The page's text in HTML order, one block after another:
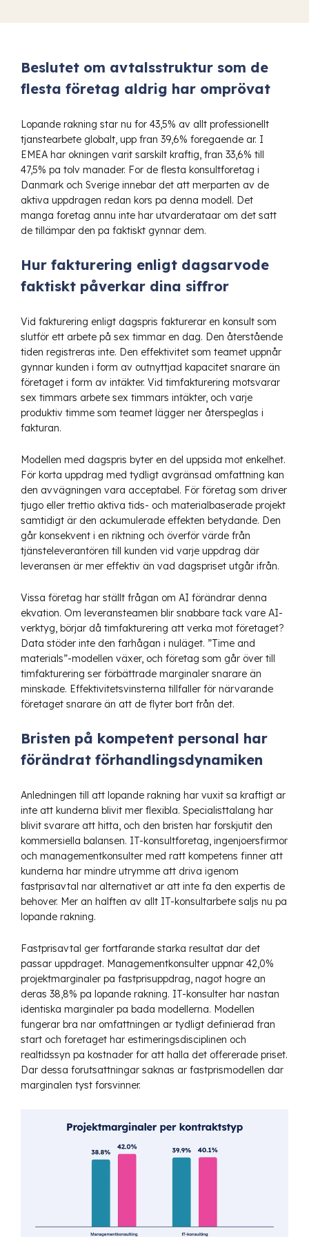
Beslutet om avtalsstruktur som de
flesta företag aldrig har omprövat
Lopande rakning star nu for 43,5% av allt professionellt
tjanstearbete globalt, upp fran 39,6% foregaende ar. I
EMEA har okningen varit sarskilt kraftig, fran 33,6% till
47,5% pa tolv manader. For de flesta konsultforetag i
Danmark och Sverige innebar det att merparten av de
aktiva uppdragen redan kors pa denna modell. Det
manga foretag annu inte har utvarderataar om det satt
de tillämpar den pa faktiskt gynnar dem.
Hur fakturering enligt dagsarvode
faktiskt påverkar dina siffror
Vid fakturering enligt dagspris fakturerar en konsult som
slutför ett arbete på sex timmar en dag. Den återstående
tiden registreras inte. Den effektivitet som teamet uppnår
gynnar kunden i form av outnyttjad kapacitet snarare än
företaget i form av intäkter. Vid timfakturering motsvarar
sex timmars arbete sex timmars intäkter, och varje
produktiv timme som teamet lägger ner återspeglas i
fakturan.
Modellen med dagspris byter en del uppsida mot enkelhet.
För korta uppdrag med tydligt avgränsad omfattning kan
den avvägningen vara acceptabel. För företag som driver
tjugo eller trettio aktiva tids- och materialbaserade projekt
samtidigt är den ackumulerade effekten betydande. Den
går konsekvent i en riktning och överför värde från
tjänsteleverantören till kunden vid varje uppdrag där
leveransen är mer effektiv än vad dagspriset utgår ifrån.
Vissa företag har ställt frågan om AI förändrar denna
ekvation. Om leveransteamen blir snabbare tack vare AI-
verktyg, börjar då timfakturering att verka mot företaget?
Data stöder inte den farhågan i nuläget. ”Time and
materials”-modellen växer, och företag som går över till
timfakturering ser förbättrade marginaler snarare än
minskade. Effektivitetsvinsterna tillfaller för närvarande
företaget snarare än att de flyter bort från det.
Bristen på kompetent personal har
förändrat förhandlingsdynamiken
Anledningen till att lopande rakning har vuxit sa kraftigt ar
inte att kunderna blivit mer flexibla. Specialisttalang har
blivit svarare att hitta, och den bristen har forskjutit den
kommersiella balansen. IT-konsultforetag, ingenjoersfirmor
och managementkonsulter med ratt kompetens finner att
kunderna har mindre utrymme att driva igenom
fastprisavtal nar alternativet ar att inte fa den expertis de
behover. Mer an halften av allt IT-konsultarbete saljs nu pa
lopande rakning.
Fastprisavtal ger fortfarande starka resultat dar det
passar uppdraget. Managementkonsulter uppnar 42,0%
projektmarginaler pa fastprisuppdrag, nagot hogre an
deras 38,8% pa lopande rakning. IT-konsulter har nastan
identiska marginaler pa bada modellerna. Modellen
fungerar bra nar omfattningen ar tydligt definierad fran
start och foretaget har estimeringsdisciplinen och
realtidssyn pa kostnader for att halla det offererade priset.
Dar dessa forutsattningar saknas ar fastprismodellen dar
marginalen tyst forsvinner.